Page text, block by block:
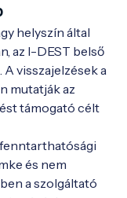
helyszín által
az I-DEST belső
visszajelzések a
mutatják az
támogató célt
és nem
a szolgáltató